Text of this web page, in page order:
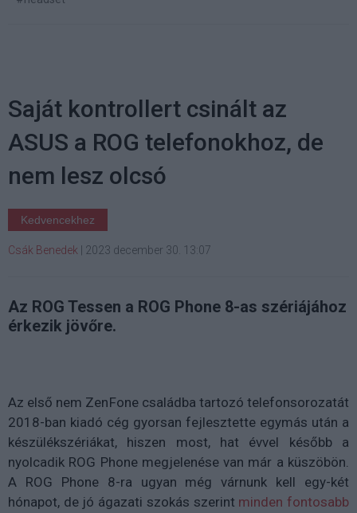
Saját kontrollert csinált az
ASUS a ROG telefonokhoz, de
nem lesz olcsó
Kedvencekhez
Csák Benedek 2023 december 30. 13:07
Az ROG Tessen a ROG Phone 8-as szériájához
érkezik jövőre.
Az első nem ZenFone családba tartozó telefonsorozatát
2018-ban kiadó cég gyorsan fejlesztette egymás után a
készülékszériákat, hiszen most, hat évvel később a
nyolcadik ROG Phone megjelenése van már a küszöbön.
A ROG Phone 8-ra ugyan még várnunk kell egy-két
hónapot, de jó ágazati szokás szerint minden fontosabb